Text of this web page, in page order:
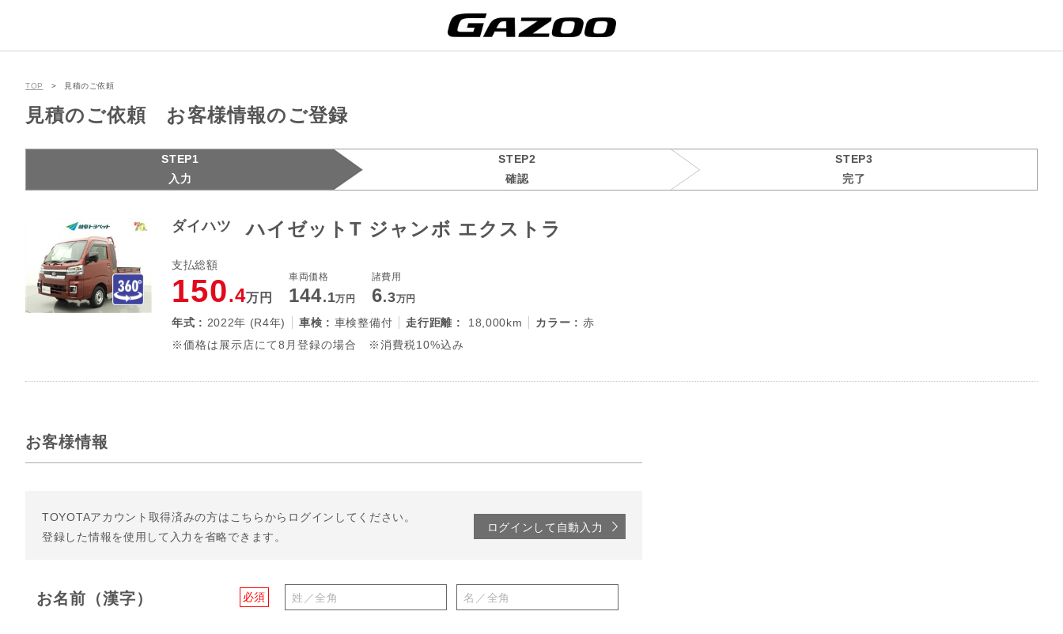
TOP 見積のご依頼
見積のご依頼 お客様情報のご登録
STEP1
入力
STEP2
確認
STEP3
完了
ダイハツ ハイゼットT ジャンボ エクストラ
支払総額
150.4万円
車両価格
144.1万円
諸費用
6.3万円
年式 : 2022年 (R4年) 車検 : 車検整備付 走行距離 : 18,000km カラー : 赤
※価格は展示店にて8月登録の場合 ※消費税10%込み
お客様情報
TOYOTAアカウント取得済みの方は こちらからログインしてください。
登録した情報を使用して入力を省略できます。
ログインして自動入力
必須
お名前（漢字）